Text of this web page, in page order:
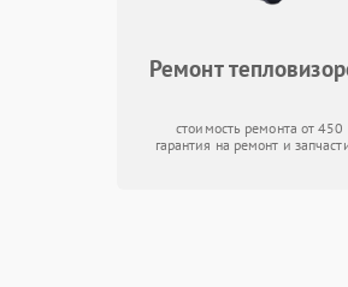
Ремонт
стоимость ремонта от 450
гарантия на ремонт и